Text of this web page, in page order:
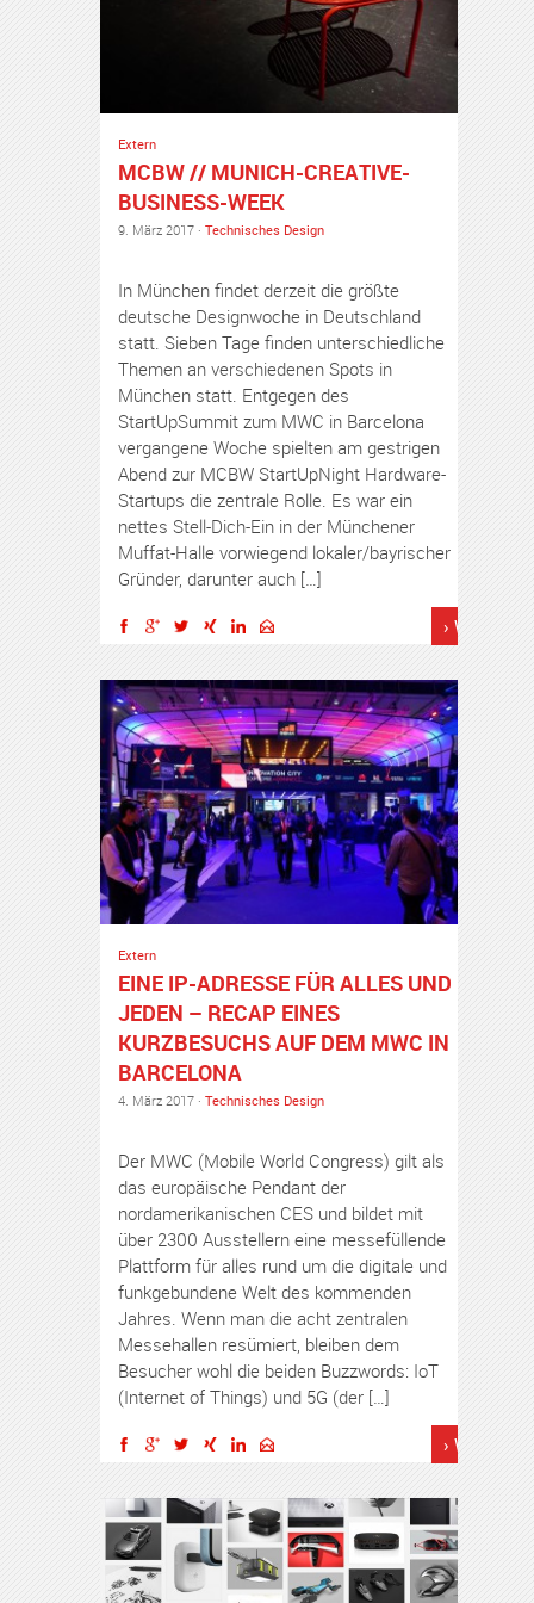
Extern
MCBW // MUNICH-CREATIVE-
BUSINESS-WEEK
9. März 2017 · Technisches Design
In München findet derzeit die größte
deutsche Designwoche in Deutschland
statt. Sieben Tage finden unterschiedliche
Themen an verschiedenen Spots in
München statt. Entgegen des
StartUpSummit zum MWC in Barcelona
vergangene Woche spielten am gestrigen
Abend zur MCBW StartUpNight Hardware-
Startups die zentrale Rolle. Es war ein
nettes Stell-Dich-Ein in der Münchener
Muffat-Halle vorwiegend lokaler/bayrischer
Gründer, darunter auch […]
›
Extern
EINE IP-ADRESSE FÜR ALLES UND
JEDEN – RECAP EINES
KURZBESUCHS AUF DEM MWC IN
BARCELONA
4. März 2017 · Technisches Design
Der MWC (Mobile World Congress) gilt als
das europäische Pendant der
nordamerikanischen CES und bildet mit
über 2300 Ausstellern eine messefüllende
Plattform für alles rund um die digitale und
funkgebundene Welt des kommenden
Jahres. Wenn man die acht zentralen
Messehallen resümiert, bleiben dem
Besucher wohl die beiden Buzzwords: IoT
(Internet of Things) und 5G (der […]
›